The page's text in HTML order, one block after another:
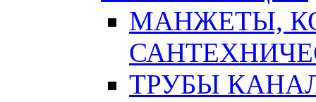
МАНЖЕТЫ,
ТРУБЫ